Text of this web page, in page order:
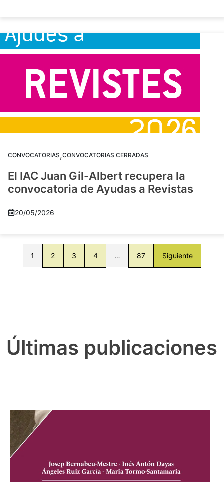
CONVOCATORIAS,CONVOCATORIAS CERRADAS
El IAC Juan Gil-Albert recupera la
convocatoria de Ayudas a Revistas
20/05/2026
1 2 3 4 … 87 Siguiente
Últimas publicaciones